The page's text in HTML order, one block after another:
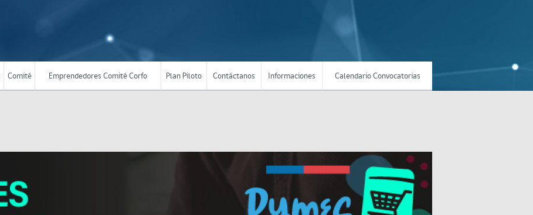
Comité Emprendedores Comité Corfo Plan Piloto Contáctanos Informaciones Calendario Convocatorias